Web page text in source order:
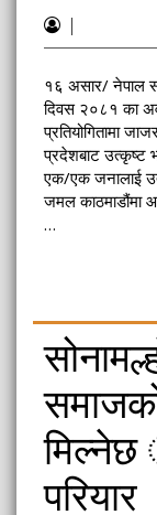
१६ असार/ नेपाल
दिवस २०८१ का
प्रतियोगितामा
प्रदेशबाट उत्कृष्ट
एक/एक जनालाई
जमल काठमाडौंमा
…
समाजको
परियार